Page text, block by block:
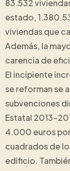
83.532
estado,
viviendas que
Además, la
carencia de
El incipiente
se reforman se
subvenciones
Estatal 2013-
4.000 euros
cuadrados de
edificio.